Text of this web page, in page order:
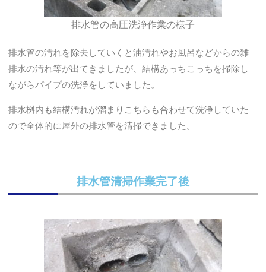
排水管の高圧洗浄作業の様子
排水管の汚れを除去していくと油汚れやお風呂などからの雑
排水の汚れ等が出てきましたが、結構あっちこっちを掃除し
ながらパイプの洗浄をしていました。
排水桝内も結構汚れが溜まりこちらも合わせて洗浄していた
ので全体的に屋外の排水管を清掃できました。
排水管清掃作業完了後